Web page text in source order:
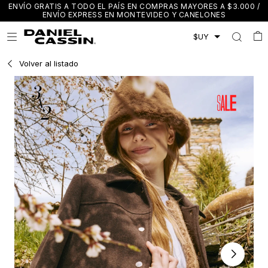
ENVÍO GRATIS A TODO EL PAÍS EN COMPRAS MAYORES A $3.000 /
ENVÍO EXPRESS EN MONTEVIDEO Y CANELONES

Volver al listado